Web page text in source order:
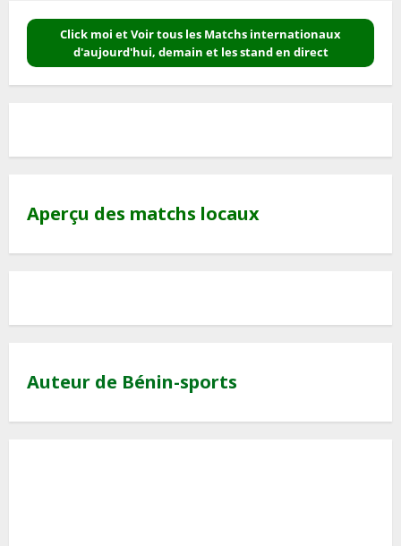
Click moi et Voir tous les Matchs internationaux
d'aujourd'hui, demain et les stand en direct
Aperçu des matchs locaux
Auteur de Bénin-sports